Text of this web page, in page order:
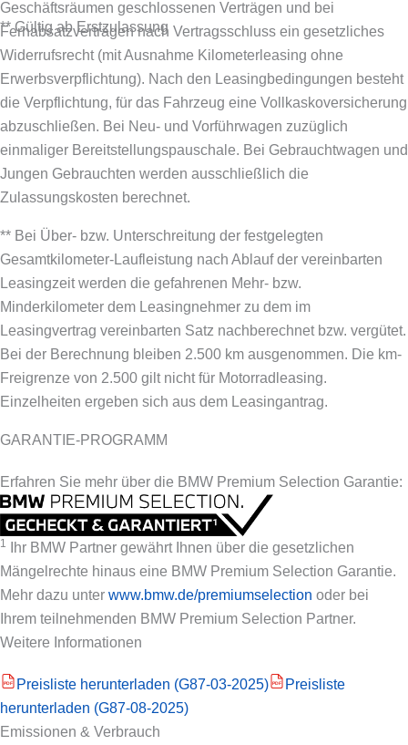
** Gültig ab Erstzulassung
Geschäftsräumen geschlossenen Verträgen und bei
Fernabsatzverträgen nach Vertragsschluss ein gesetzliches
Widerrufsrecht (mit Ausnahme Kilometerleasing ohne
Erwerbsverpflichtung). Nach den Leasingbedingungen besteht
die Verpflichtung, für das Fahrzeug eine Vollkaskoversicherung
abzuschließen. Bei Neu- und Vorführwagen zuzüglich
einmaliger Bereitstellungspauschale. Bei Gebrauchtwagen und
Jungen Gebrauchten werden ausschließlich die
Zulassungskosten berechnet.
** Bei Über- bzw. Unterschreitung der festgelegten
Gesamtkilometer-Laufleistung nach Ablauf der vereinbarten
Leasingzeit werden die gefahrenen Mehr- bzw.
Minderkilometer dem Leasingnehmer zu dem im
Leasingvertrag vereinbarten Satz nachberechnet bzw. vergütet.
Bei der Berechnung bleiben 2.500 km ausgenommen. Die km-
Freigrenze von 2.500 gilt nicht für Motorradleasing.
Einzelheiten ergeben sich aus dem Leasingantrag.
GARANTIE-PROGRAMM
Erfahren Sie mehr über die BMW Premium Selection Garantie:
1
Ihr BMW Partner gewährt Ihnen über die gesetzlichen
Mängelrechte hinaus eine BMW Premium Selection Garantie.
Mehr dazu unter www.bmw.de/premiumselection oder bei
Ihrem teilnehmenden BMW Premium Selection Partner.
Weitere Informationen
PDF Preisliste herunterladen (G87-03-2025) PDF
Preisliste
herunterladen (G87-08-2025)
Emissionen & Verbrauch